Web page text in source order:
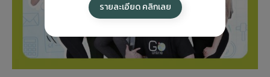
รายละเอียด คลิกเลย